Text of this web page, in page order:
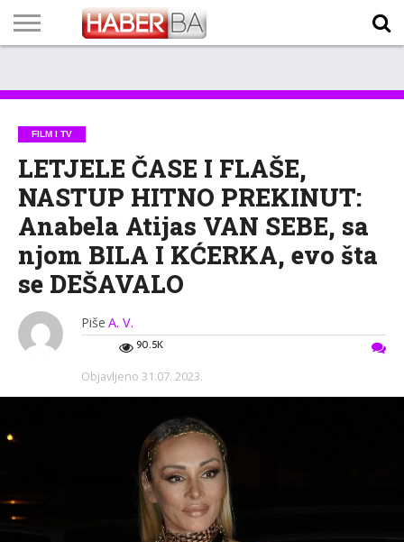
TECH
PROGRAM
PROGNOZA
PUTEVIMA
LISTA
NAMA
FILM I TV
LETJELE ČASE I FLAŠE,
NASTUP HITNO PREKINUT:
Anabela Atijas VAN SEBE, sa
njom BILA I KĆERKA, evo šta
se DEŠAVALO
Piše A. V.
90.5K
Objavljeno 31.07. 2023.